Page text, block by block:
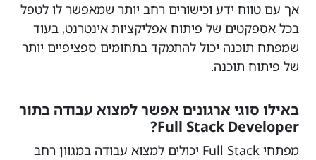
אך עם טווח ידע וכישורים רחב יותר שמאפשר לו לטפל
בכל אספקטים של פיתוח אפליקציות אינטרנט, בעוד
שמפתח תוכנה יכול להתמקד בתחומים ספציפיים יותר
של פיתוח תוכנה.
באילו סוגי ארגונים אפשר למצוא עבודה בתור
Full Stack Developer?
מפתחי Full Stack יכולים למצוא עבודה במגוון רחב